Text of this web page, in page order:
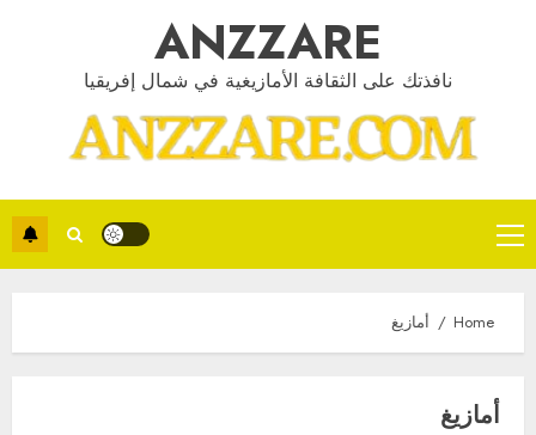
ANZZARE
نافذتك على الثقافة الأمازيغية في شمال إفريقيا
Primary
Menu
Home أمازيغ
أمازيغ